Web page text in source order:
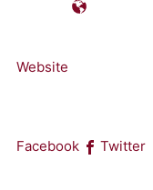
Website
Facebook Twitter